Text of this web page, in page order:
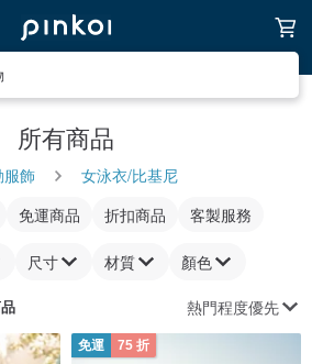
所有商品
服飾
女泳衣/比基尼
免運商品 折扣商品 客製服務
尺寸 材質 顏色
熱門程度優先
免運 75 折